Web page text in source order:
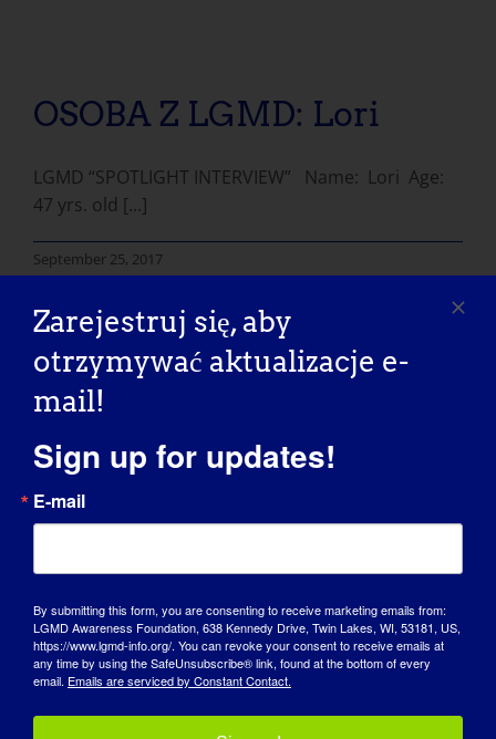
OSOBA Z LGMD: Lori
LGMD “SPOTLIGHT INTERVIEW” Name: Lori Age:
47 yrs. old [...]
September 25, 2017
Read More
OSOBA Z LGMD: Karen
Yrs. old Country: [...]
September 11, 2017
Zarejestruj się, aby
otrzymywać aktualizacje e-
mail!
Sign up for updates!
E-mail
By submitting this form, you are consenting to receive marketing emails from:
LGMD Awareness Foundation, 638 Kennedy Drive, Twin Lakes, WI, 53181, US,
https://www.lgmd-info.org/. You can revoke your consent to receive emails at
any time by using the SafeUnsubscribe® link, found at the bottom of every
email. Emails are serviced by Constant Contact.